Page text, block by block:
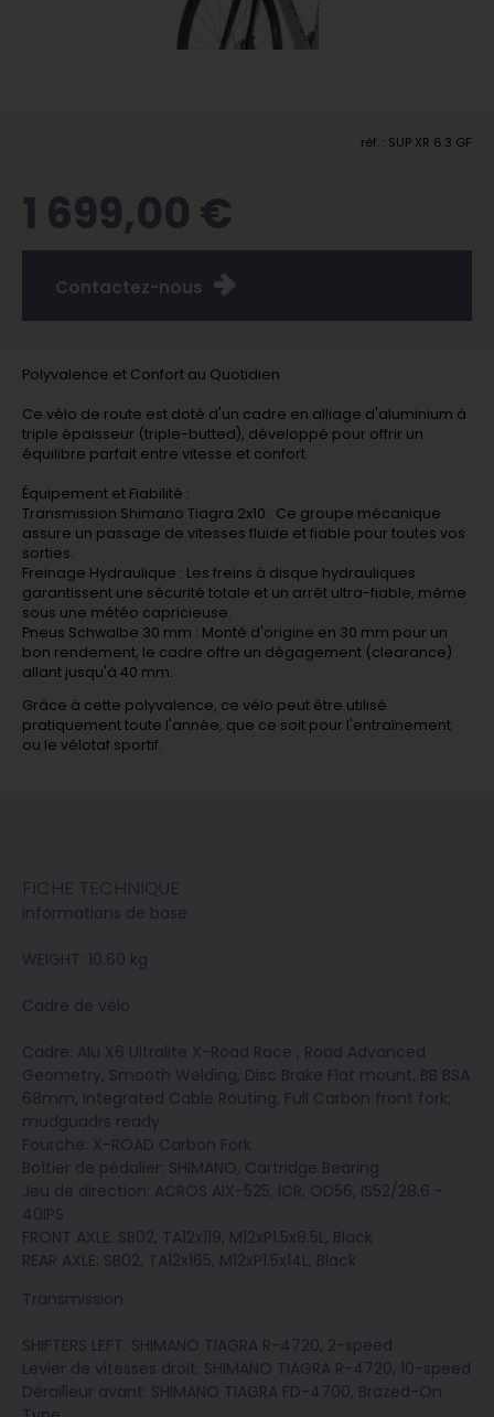
réf. : SUP XR 6.3 GF
1 699,00 €
Contactez-nous
Polyvalence et Confort au Quotidien
Ce vélo de route est doté d'un cadre en alliage d'aluminium à
triple épaisseur (triple-butted), développé pour offrir un
équilibre parfait entre vitesse et confort.
Équipement et Fiabilité :
Transmission Shimano Tiagra 2x10 : Ce groupe mécanique
assure un passage de vitesses fluide et fiable pour toutes vos
sorties.
Freinage Hydraulique : Les freins à disque hydrauliques
garantissent une sécurité totale et un arrêt ultra-fiable, même
sous une météo capricieuse.
Pneus Schwalbe 30 mm : Monté d'origine en 30 mm pour un
bon rendement, le cadre offre un dégagement (clearance)
allant jusqu'à 40 mm.
Grâce à cette polyvalence, ce vélo peut être utilisé
pratiquement toute l'année, que ce soit pour l'entraînement
ou le vélotaf sportif.
FICHE TECHNIQUE
Informations de base
WEIGHT: 10.60 kg
Cadre de vélo
Cadre: Alu X6 Ultralite X-Road Race , Road Advanced
Geometry, Smooth Welding, Disc Brake Flat mount, BB BSA
68mm, Integrated Cable Routing, Full Carbon front fork;
mudguadrs ready
Fourche: X-ROAD Carbon Fork
Boîtier de pédalier: SHIMANO, Cartridge Bearing
Jeu de direction: ACROS AIX-525, ICR, OD56, IS52/28.6 -
40IPS
FRONT AXLE: SB02, TA12x119, M12xP1.5x8.5L, Black
REAR AXLE: SB02, TA12x165, M12xP1.5x14L, Black
Transmission
SHIFTERS LEFT: SHIMANO TIAGRA R-4720, 2-speed
Levier de vitesses droit: SHIMANO TIAGRA R-4720, 10-speed
Dérailleur avant: SHIMANO TIAGRA FD-4700, Brazed-On